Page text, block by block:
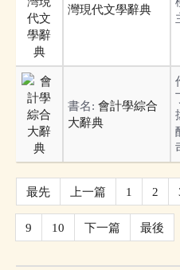
灣現代文學辭典
書名: 會計學綜合
大辭典
最先 上一篇 1 2
9 10 下一篇 最後